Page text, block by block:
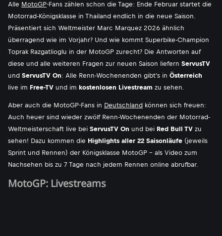
Alle MotoGP-Fans zählen schon die Tage: Ende Februar startet die
Motorrad-Königsklasse in Thailand endlich in die neue Saison.
Präsentiert sich Weltmeister Marc Marquez 2026 ähnlich
überragend wie im Vorjahr? Und wie kommt Superbike-Champion
Toprak Razgatlioglu in der MotoGP zurecht? Die Antworten auf
diese und alle weiteren Fragen zur neuen Saison liefern ServusTV
und ServusTV On: Alle Renn-Wochenenden gibt's in Österreich
live im Free-TV und im kostenlosen Livestream zu sehen.
Aber auch die MotoGP-Fans in Deutschland können sich freuen:
Auch heuer sind wieder zwölf Renn-Wochenenden der Motorrad-
Weltmeisterschaft live bei ServusTV On und bei Red Bull TV zu
sehen! Dazu kommen die Highlights aller 22 Saisonläufe (jeweils
Sprint und Rennen) der Königsklasse MotoGP - als Video zum
Nachsehen bis zu 7 Tage nach jedem Rennen online abrufbar.
MotoGP: Livestreams